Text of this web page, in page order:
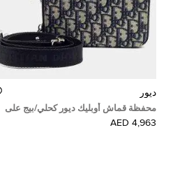
ديور
محفظة قماش أوبليك ديور كحلي/بيج على
2OBBC119YSE
4,963 AED